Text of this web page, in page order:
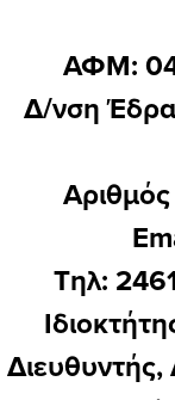
ΑΦΜ:
Δ/νση
Τηλ:
Διευθυντής,